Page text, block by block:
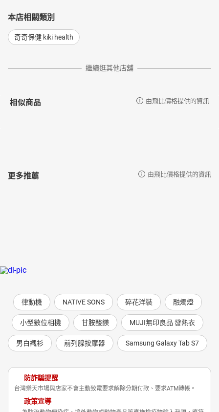
本店相關類別
奇奇保健 kiki health
繼續逛其他店舖
相似商品 由飛比價格提供的資訊
更多推薦 由飛比價格提供的資訊
律動機 NATIVE SONS 碎花洋裝 融燭燈
小型數位相機 甘胺酸鎂 MUJI無印良品 發熱衣
男白襯衫 前列腺按摩器 Samsung Galaxy Tab S7
防詐騙提醒
台灣樂天市場與店家不會主動致電要求解除分期付款、要求ATM轉帳。
政策宣導